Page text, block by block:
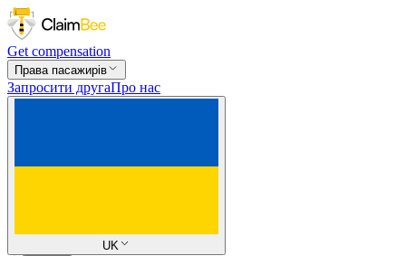
Get compensation
Права пасажирів
Запросити другаПро нас
UK